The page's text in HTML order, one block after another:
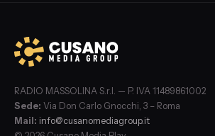
RADIO MASSOLINA S.r.l. — P. IVA 11489861002
Sede: Via Don Carlo Gnocchi, 3 – Roma
Mail: info@cusanomediagroup.it